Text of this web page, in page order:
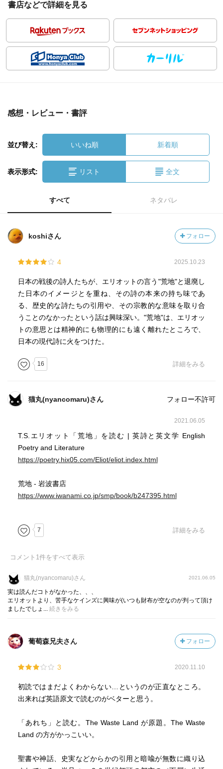
書店などで詳細を見る
感想・レビュー・書評
並び替え: いいね順 新着順
表示形式: リスト 全文
すべて ネタバレ
koshiさん フォロー
4 2025.10.23
日本の戦後の詩人たちが、エリオットの言う"荒地"と退廃し
た日本のイメージとを重ね、その詩の本来の持ち味であ
る、歴史的な詩たちの引用や、その宗教的な意味を取り合
うことのなかったという話は興味深い。"荒地"は、エリオッ
トの意思とは精神的にも物理的にも遠く離れたところで、
日本の現代詩に火をつけた。
16 詳細をみる
猫丸(nyancomaru)さん フォロー不許可
2021.06.05
T.S.エリオット「荒地」を読む | 英詩と英文学 English
Poetry and Literature
https://poetry.hix05.com/Eliot/eliot.index.html
荒地 - 岩波書店
https://www.iwanami.co.jp/smp/book/b247395.html
7 詳細をみる
コメント 1件をすべて表示
猫丸(nyancomaru)さん 2021.06.05
実は読んだコトがなかった、、、
エリオットより、苦手なケインズに興味が(いつも財布が空なのが判って頂け
ましたでしょ... 続きをみる
葡萄森兄夫さん フォロー
3 2020.11.10
初読ではまだよくわからない…というのが正直なところ。
出来れば英語原文で読むのがベターと思う。
「あれち」と読む。The Waste Land が原題。The Waste
Land の方がかっこいい。
聖書や神話、史実などからかの引用と暗喩が無数に織り込